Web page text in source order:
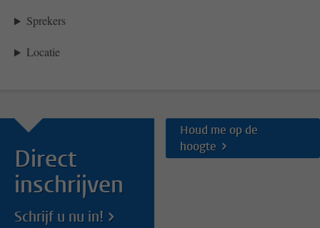
Sprekers
Locatie
Direct
inschrijven
Schrijf u nu in!
Houd me op de
hoogte